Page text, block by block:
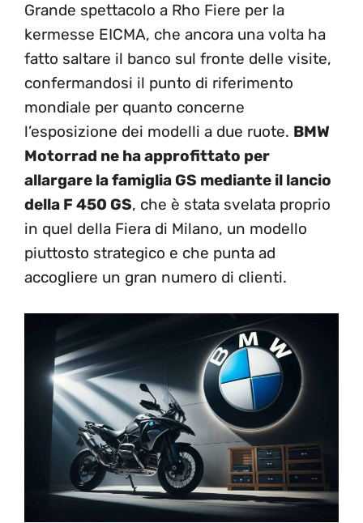
Grande spettacolo a Rho Fiere per la
kermesse EICMA, che ancora una volta ha
fatto saltare il banco sul fronte delle visite,
confermandosi il punto di riferimento
mondiale per quanto concerne
l’esposizione dei modelli a due ruote. BMW
Motorrad ne ha approfittato per
allargare la famiglia GS mediante il lancio
della F 450 GS, che è stata svelata proprio
in quel della Fiera di Milano, un modello
piuttosto strategico e che punta ad
accogliere un gran numero di clienti.